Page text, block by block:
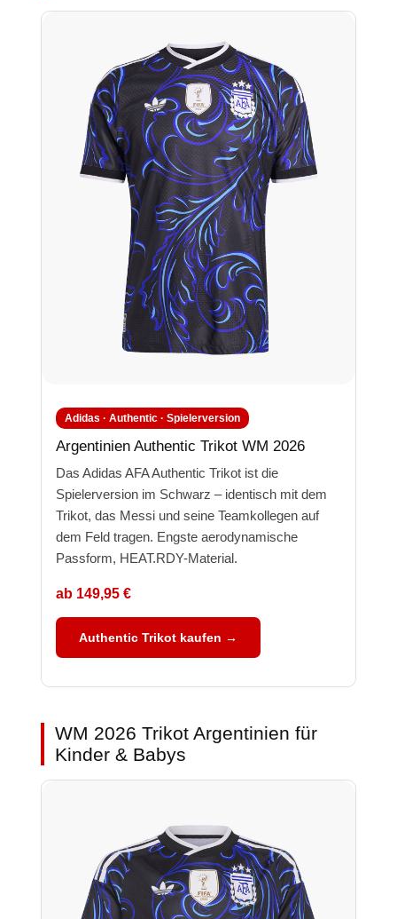
Adidas · Authentic · Spielerversion
Argentinien Authentic Trikot WM 2026
Das Adidas AFA Authentic Trikot ist die
Spielerversion im Schwarz – identisch mit dem
Trikot, das Messi und seine Teamkollegen auf
dem Feld tragen. Engste aerodynamische
Passform, HEAT.RDY-Material.
ab 149,95 €
Authentic Trikot kaufen →
WM 2026 Trikot Argentinien für
Kinder & Babys